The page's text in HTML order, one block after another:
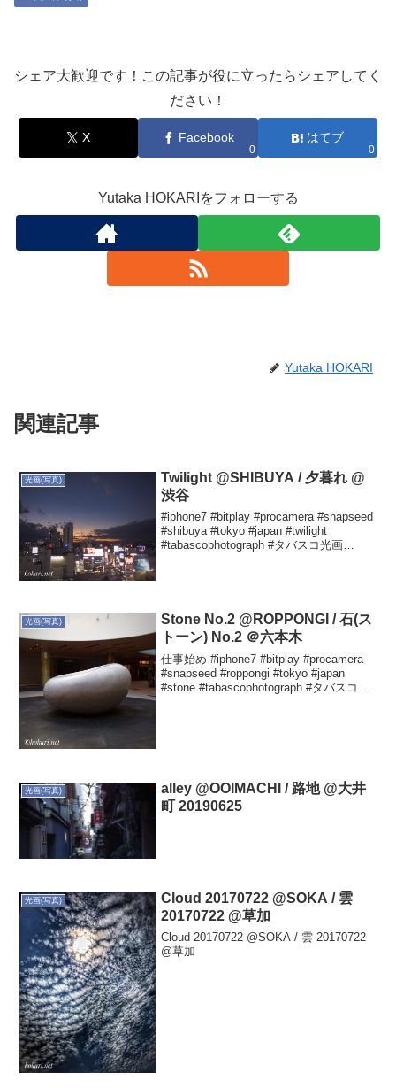
シェア大歓迎です！この記事が役に立ったらシェアしてく
ださい！
X Facebook
0
はてブ
0
Yutaka HOKARIをフォローする
Yutaka HOKARI
関連記事
光画(写真)
Twilight @SHIBUYA / 夕暮れ @
渋谷
#iphone7 #bitplay #procamera #snapseed
#shibuya #tokyo #japan #twilight
#tabascophotograph #タバスコ光画
光画(写真)
Stone No.2 @ROPPONGI / 石(ス
トーン) No.2 ＠六本木
仕事始め #iphone7 #bitplay #procamera
#snapseed #roppongi #tokyo #japan
#stone #tabascophotograph #タバスコ光
光画(写真)
alley @OOIMACHI / 路地 @大井
町 20190625
光画(写真)
Cloud 20170722 @SOKA / 雲
20170722 @草加
Cloud 20170722 @SOKA / 雲 20170722
@草加